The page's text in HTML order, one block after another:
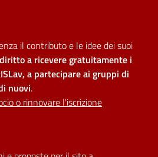
il contributo e le idee dei suoi
a ricevere gratuitamente i
a partecipare ai gruppi di
nuovi.
o rinnovare l'iscrizione